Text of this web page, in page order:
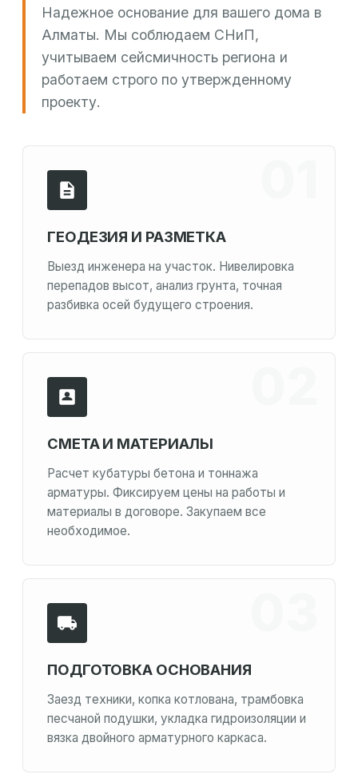
Надежное основание для вашего дома в
Алматы. Мы соблюдаем СНиП,
учитываем сейсмичность региона и
работаем строго по утвержденному
проекту.
ГЕОДЕЗИЯ И РАЗМЕТКА
Выезд инженера на участок. Нивелировка
перепадов высот, анализ грунта, точная
разбивка осей будущего строения.
СМЕТА И МАТЕРИАЛЫ
Расчет кубатуры бетона и тоннажа
арматуры. Фиксируем цены на работы и
материалы в договоре. Закупаем все
необходимое.
ПОДГОТОВКА ОСНОВАНИЯ
Заезд техники, копка котлована, трамбовка
песчаной подушки, укладка гидроизоляции и
вязка двойного арматурного каркаса.